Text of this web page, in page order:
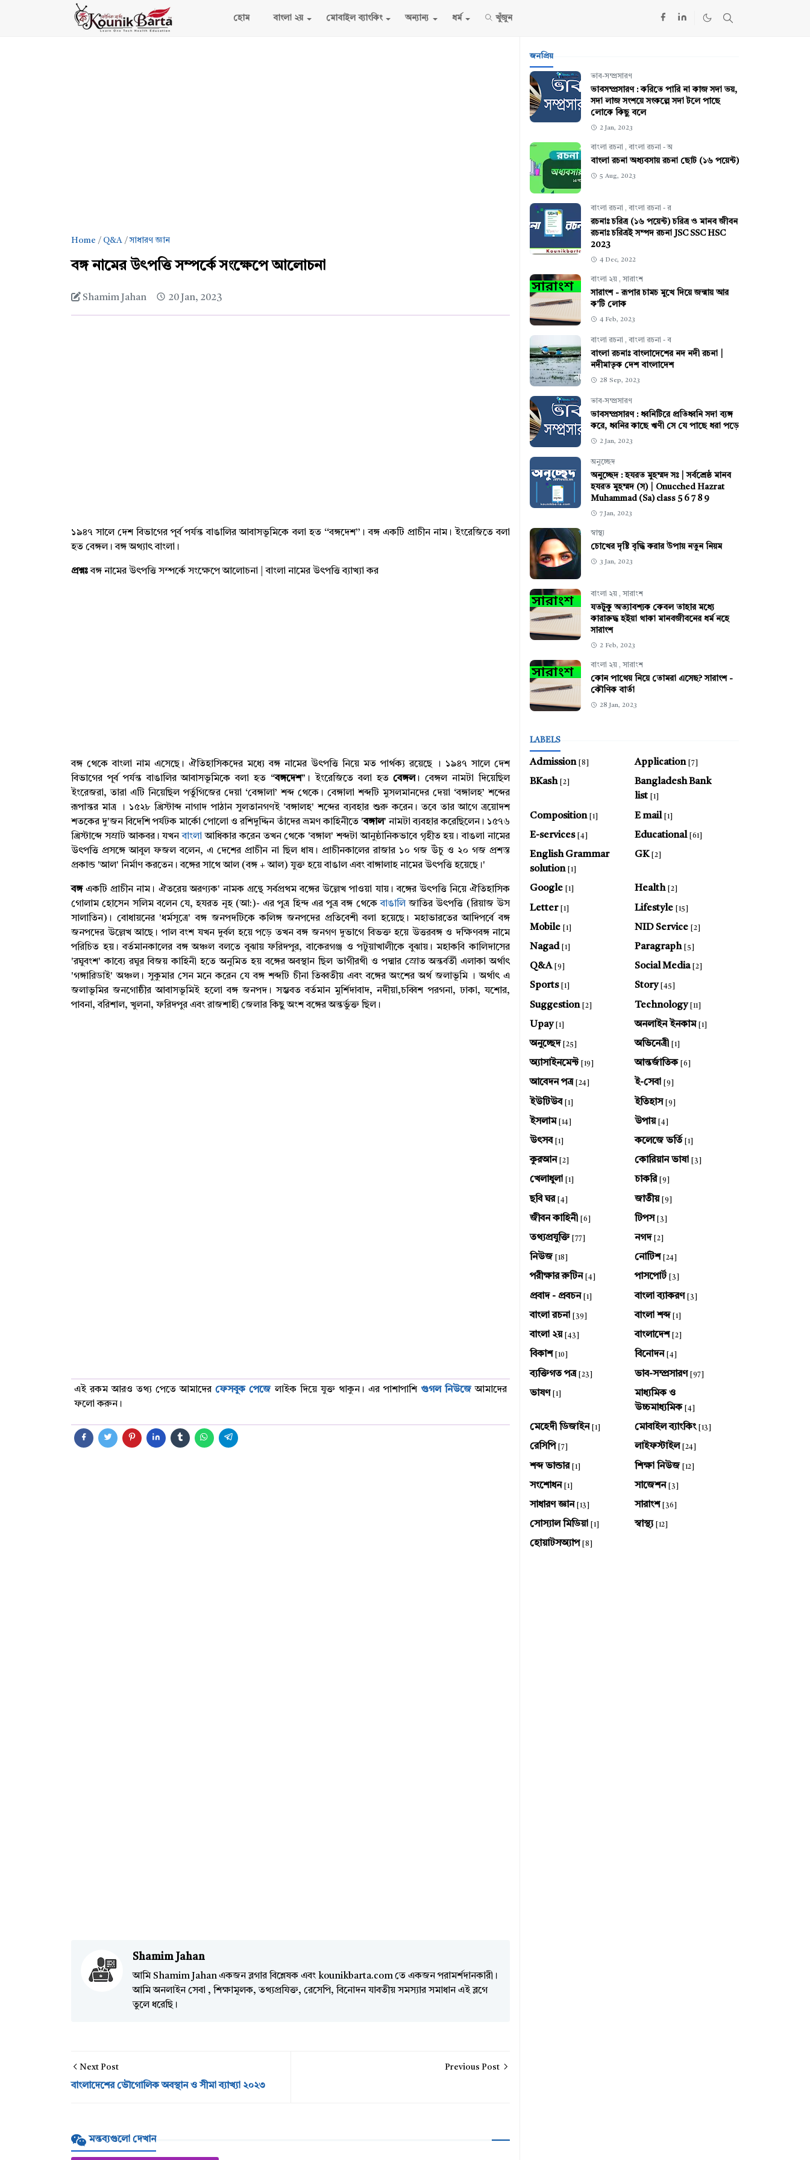
হোম বাংলা ২য় মোবাইল ব্যাংকিং অন্যান্য ধর্ম খুঁজুন
Home Q&A সাধারণ জ্ঞান
বঙ্গ নামের উৎপত্তি সম্পর্কে সংক্ষেপে আলোচনা
Shamim Jahan 20 Jan, 2023
১৯৪৭ সালে দেশ বিভাগের পূর্ব পর্যন্ত বাঙালির আবাসভূমিকে বলা হত ‘‘বঙ্গদেশ’’। বঙ্গ একটি প্রাচীন নাম। ইংরেজিতে বলা
হত বেঙ্গল। বঙ্গ অথ্যাৎ বাংলা।
প্রশ্নঃবঙ্গ নামের উৎপত্তি সম্পর্কে সংক্ষেপে আলোচনা | বাংলা নামের উৎপত্তি ব্যাখ্যা কর
বঙ্গ থেকে বাংলা নাম এসেছে। ঐতিহাসিকদের মধ্যে বঙ্গ নামের উৎপত্তি নিয়ে মত পার্থক্য রয়েছে । ১৯৪৭ সালে দেশ
বিভাগের পূর্ব পর্যন্ত বাঙালির আবাসভূমিকে বলা হত “বঙ্গদেশ”। ইংরেজিতে বলা হতবেঙ্গল। বেঙ্গল নামটা দিয়েছিল
ইংরেজরা, তারা এটি নিয়েছিল পর্তুগিজের দেয়া ‘বেঙ্গালা’ শব্দ থেকে। বেঙ্গালা শব্দটি মুসলমানদের দেয়া ‘বঙ্গালহ’ শব্দের
রূপান্তর মাত্র । ১৫২৮ খ্রিস্টাব্দ নাগাদ পাঠান সুলতানগণই 'বঙ্গালহ' শব্দের ব্যবহার শুরু করেন। তবে তার আগে ত্রয়োদশ
শতকের দু'জন বিদেশি পর্যটক মার্কো পোলো ও রশিদুদ্দিন তাঁদের ভ্রমণ কাহিনীতে 'বঙ্গাল' নামটা ব্যবহার করেছিলেন। ১৫৭৬
খ্রিস্টাব্দে সম্রাট আকবর। যখনবাংলা আধিকার করেন তখন থেকে 'বঙ্গাল' শব্দটা আনুষ্ঠানিকভাবে গৃহীত হয়। বাঙলা নামের
উৎপত্তি প্রসঙ্গে আবুল ফজল বলেন, এ দেশের প্রাচীন না ছিল ধাষ। প্রাচীনকালের রাজার ১০ গজ উঁচু ও ২০ গজ প্রশস্ত
প্রকান্ড 'আল' নির্মাণ করতেন। বঙ্গের সাথে আল (বঙ্গ + আল) যুক্ত হয়ে বাঙাল এবং বাঙ্গালাহ নামের উৎপত্তি হয়েছে।'
বঙ্গএকটি প্রাচীন নাম। ঐতরেয় অরণ্যক' নামক গ্রন্থে সর্বপ্রথম বঙ্গের উল্লেখ পাওয়া যায়। বঙ্গের উৎপত্তি নিয়ে ঐতিহাসিক
গোলাম হোসেন সলিম বলেন যে, হযরত নূহ (আ:)- এর পুত্র হিন্দ এর পুত্র বঙ্গ থেকেবাঙালিজাতির উৎপত্তি (রিয়াজ উস
সালাতিন)। বোধায়নের 'ধর্মসূত্রে' বঙ্গ জনপদটিকে কলিঙ্গ জনপদের প্রতিবেশী বলা হয়েছে। মহাভারতের আদিপর্বে বঙ্গ
জনপদের উল্লেখ আছে। পাল বংশ যখন দুর্বল হয়ে পড়ে তখন বঙ্গ জনগণ দুভাগে বিভক্ত হয়ে উত্তরবঙ্গ ও দক্ষিণবঙ্গ নামে
পরিচিত হয়। বর্তমানকালের বঙ্গ অঞ্চল বলতে বুঝায় ফরিদপুর, বাকেরগঞ্জ ও পটুয়াখালীকে বুঝায়। মহাকবি কালিদাসের
'রঘুবংশ' কাব্যে রঘুর বিজয় কাহিনী হতে অনুমিত হয় বঙ্গের অবস্থান ছিল ভাগীরথী ও পদ্মার স্রোত অন্তর্বর্তী এলাকা অর্থাৎ
'গঙ্গারিডাই' অঞ্চল। সুকুমার সেন মনে করেন যে বঙ্গ শব্দটি চীনা তিব্বতীয় এবং বঙ্গের অংশের অর্থ জলাভূমি । অর্থাৎ এ
জলাভূমির জনগোষ্ঠীর আবাসভূমিই হলো বঙ্গ জনপদ। সম্ভবত বর্তমান মুর্শিদাবাদ, নদীয়া,চব্বিশ পরগনা, ঢাকা, যশোর,
পাবনা, বরিশাল, খুলনা, ফরিদপুর এবং রাজশাহী জেলার কিছু অংশ বঙ্গের অন্তর্ভুক্ত ছিল।
এই রকম আরও তথ্য পেতে আমাদেরফেসবুক পেজেলাইক দিয়ে যুক্ত থাকুন। এর পাশাপাশি গুগল নিউজেআমাদের
ফলো করুন।
Shamim Jahan
আমি Shamim Jahan একজন ব্লগার বিশ্লেষক এবং kounikbarta.com তে একজন পরামর্শদানকারী।
আমি অনলাইন সেবা , শিক্ষামূলক, তথ্যপ্রযিক্ত, রেসেপি, বিনোদন যাবতীয় সমস্যার সমাধান এই ব্লগে
তুলে ধরেছি।
Next Post
বাংলাদেশের ভৌগোলিক অবস্থান ও সীমা ব্যাখ্যা ২০২৩
Previous Post
মন্তব্যগুলো দেখান
জনপ্রিয়
ভাব-সম্প্রসারণ
ভাবসম্প্রসারণ : করিতে পারি না কাজ সদা ভয়,
সদা লাজ সংশয়ে সংকল্পে সদা টলে পাছে
লোকে কিছু বলে
2 Jan, 2023
বাংলা রচনা , বাংলা রচনা - অ
বাংলা রচনা অধ্যবসায় রচনা ছোট (১৬ পয়েন্ট)
5 Aug, 2023
বাংলা রচনা , বাংলা রচনা - র
রচনাঃ চরিত্র (১৬ পয়েন্ট) চরিত্র ও মানব জীবন
রচনাঃ চরিত্রই সম্পদ রচনা JSC SSC HSC
2023
4 Dec, 2022
বাংলা ২য় , সারাংশ
সারাংশ - রূপার চামচ মুখে দিয়ে জন্মায় আর
ক'টি লোক
4 Feb, 2023
বাংলা রচনা , বাংলা রচনা - ব
বাংলা রচনাঃ বাংলাদেশের নদ নদী রচনা |
নদীমাতৃক দেশ বাংলাদেশ
28 Sep, 2023
ভাব-সম্প্রসারণ
ভাবসম্প্রসারণ : ধ্বনিটিরে প্রতিধ্বনি সদা ব্যঙ্গ
করে, ধ্বনির কাছে ঋণী সে যে পাছে ধরা পড়ে
2 Jan, 2023
অনুচ্ছেদ
অনুচ্ছেদ : হযরত মুহম্মদ সঃ | সর্বশ্রেষ্ঠ মানব
হযরত মুহম্মদ (স) | Onucched Hazrat
Muhammad (Sa) class 5 6 7 8 9
7 Jan, 2023
স্বাস্থ্য
চোখের দৃষ্টি বৃদ্ধি করার উপায় নতুন নিয়ম
3 Jan, 2023
বাংলা ২য় , সারাংশ
যতটুকু অত্যাবশ্যক কেবল তাহার মধ্যে
কারারুদ্ধ হইয়া থাকা মানবজীবনের ধর্ম নহে
সারাংশ
2 Feb, 2023
বাংলা ২য় , সারাংশ
কোন পাথেয় নিয়ে তোমরা এসেছ? সারাংশ -
কৌণিক বার্তা
28 Jan, 2023
LABELS
Admission [8] Application [7]
BKash [2]
Bangladesh Bank
list
[1]
Composition [1] E mail [1]
E-services [4] Educational [61]
English Grammar
solution
[1]
GK [2]
Google [1] Health [2]
Letter [1] Lifestyle [15]
Mobile [1] NID Service [2]
Nagad [1] Paragraph [5]
Q&A [9] Social Media [2]
Sports [1] Story [45]
Suggestion [2] Technology [11]
Upay [1] অনলাইন ইনকাম [1]
অনুচ্ছেদ [25] অভিনেত্রী [1]
অ্যাসাইনমেন্ট [19] আন্তর্জাতিক [6]
আবেদন পত্র [24] ই-সেবা [9]
ইউটিউব [1] ইতিহাস [9]
ইসলাম [14] উপায় [4]
উৎসব [1] কলেজে ভর্তি [1]
কুরআন [2] কোরিয়ান ভাষা [3]
খেলাধুলা [1] চাকরি [9]
ছবি ঘর [4] জাতীয় [9]
জীবন কাহিনী [6] টিপস [3]
তথ্যপ্রযুক্তি [77] নগদ [2]
নিউজ [18] নোটিশ [24]
পরীক্ষার রুটিন [4] পাসপোর্ট [3]
প্রবাদ - প্রবচন [1] বাংলা ব্যাকরণ [3]
বাংলা রচনা [39] বাংলা শব্দ [1]
বাংলা ২য় [43] বাংলাদেশ [2]
বিকাশ [10] বিনোদন [4]
ব্যক্তিগত পত্র [23] ভাব-সম্প্রসারণ [97]
ভাষণ [1]
মাধ্যমিক ও
উচ্চমাধ্যমিক
[4]
মেহেদী ডিজাইন [1] মোবাইল ব্যাংকিং [13]
রেসিপি [7] লাইফস্টাইল [24]
শব্দ ভান্ডার [1] শিক্ষা নিউজ [12]
সংশোধন [1] সাজেশন [3]
সাধারণ জ্ঞান [13] সারাংশ [36]
সোস্যাল মিডিয়া [1] স্বাস্থ্য [12]
হোয়াটসঅ্যাপ [8]